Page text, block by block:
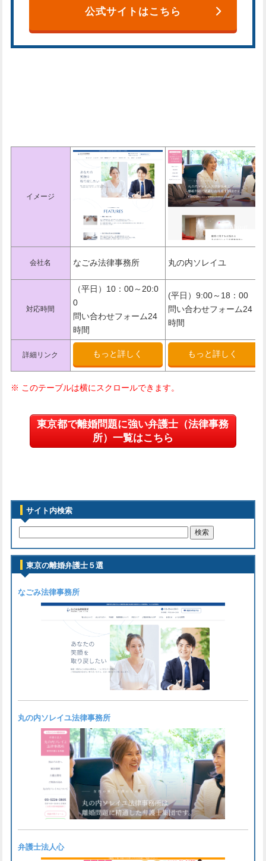
公式サイトはこちら
イメージ
会社名 なごみ法律事務所 丸の内ソレイユ
対応時間
（平日）10：00～20:0
0
問い合わせフォーム24
時間
(平日）9:00～18：00
問い合わせフォーム24
時間
詳細リンク もっと詳しく もっと詳しく
東京都で離婚問題に強い弁護士（法律事務
所）一覧はこちら
サイト内検索
東京の離婚弁護士５選
なごみ法律事務所
丸の内ソレイユ法律事務所
弁護士法人心